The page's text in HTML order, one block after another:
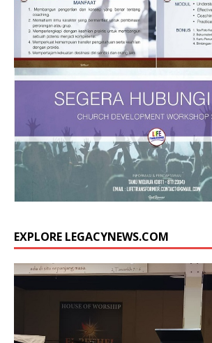
EXPLORE LEGACYNEWS.COM